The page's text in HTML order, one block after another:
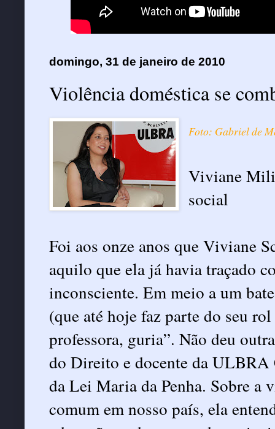
domingo, 31 de janeiro de 2010
Violência doméstica se
Foto: Gabriel de
Viviane
social
Foi aos onze anos que Viviane
aquilo que ela já havia traçado
inconsciente. Em meio a um
(que até hoje faz parte do seu
professora, guria”. Não deu
do Direito e docente da ULBRA
da Lei Maria da Penha. Sobre a
comum em nosso país, ela